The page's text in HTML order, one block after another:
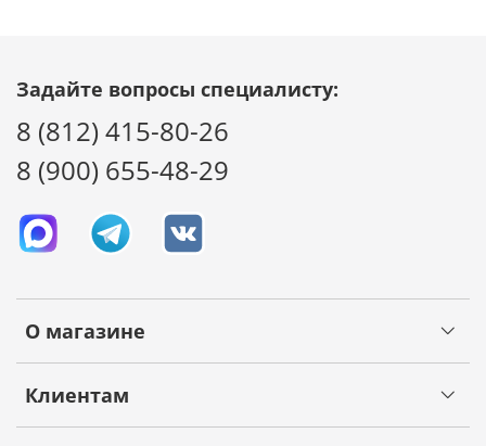
О магазине
Клиентам
Задайте вопросы специалисту:
8 (812) 415-80-26
8 (900) 655-48-29